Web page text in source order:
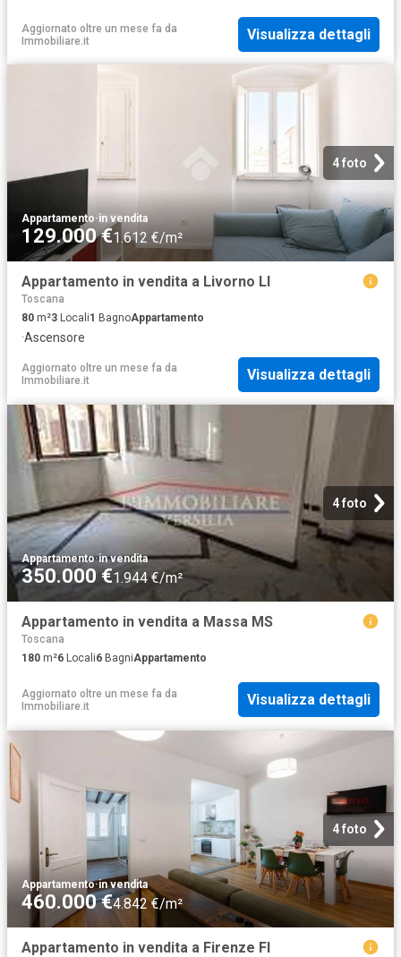
Aggiornato oltre un mese fa da
Immobiliare.it
Visualizza dettagli
4 foto
Appartamento·in vendita
129.000 €1.612 €/m²
Appartamento in vendita a Livorno LI
Toscana
80 m²3 Locali1 BagnoAppartamento
·Ascensore
Aggiornato oltre un mese fa da
Immobiliare.it
Visualizza dettagli
4 foto
Appartamento·in vendita
350.000 €1.944 €/m²
Appartamento in vendita a Massa MS
Toscana
180 m²6 Locali6 BagniAppartamento
Aggiornato oltre un mese fa da
Immobiliare.it
Visualizza dettagli
4 foto
Appartamento·in vendita
460.000 €4.842 €/m²
Appartamento in vendita a Firenze FI